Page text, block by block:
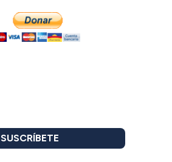
SUSCRÍBETE